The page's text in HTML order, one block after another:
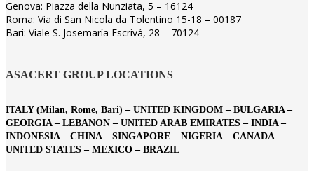
Genova: Piazza della Nunziata, 5 – 16124
Roma: Via di San Nicola da Tolentino 15-18 – 00187
Bari: Viale S. Josemaría Escrivá, 28 – 70124
ASACERT GROUP LOCATIONS
ITALY (Milan, Rome, Bari) – UNITED KINGDOM – BULGARIA –
GEORGIA – LEBANON – UNITED ARAB EMIRATES – INDIA –
INDONESIA – CHINA – SINGAPORE – NIGERIA – CANADA –
UNITED STATES – MEXICO – BRAZIL